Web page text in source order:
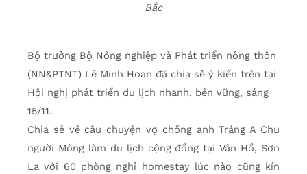
Bắc
Bộ trưởng Bộ Nông nghiệp và Phát triển nông thôn
(NN&PTNT) Lê Minh Hoan đã chia sẻ ý kiến trên tại
Hội nghị phát triển du lịch nhanh, bền vững, sáng
15/11.
Chia sẻ về câu chuyện vợ chồng anh Tráng A Chu
người Mông làm du lịch cộng đồng tại Vân Hồ, Sơn
La với 60 phòng nghỉ homestay lúc nào cũng kín